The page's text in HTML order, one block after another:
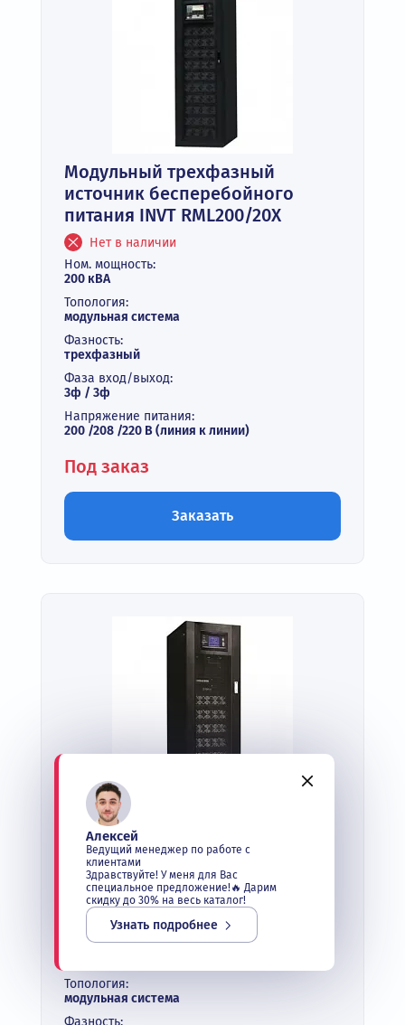
Модульный трехфазный
источник бесперебойного
питания INVT RML200/20X
Нет в наличии
Ном. мощность:
200 кВА
Топология:
модульная система
Фазность:
трехфазный
Фаза вход/выход:
3ф / 3ф
Напряжение питания:
200 /208 /220 В (линия к линии)
Под заказ
Заказать
Модульный трехфазный
источник бесперебойного
питания INVT RM120/20
В наличии
Выходная мощность:
Топология:
модульная система
Фазность:
Алексей
Ведущий менеджер по работе с
клиентами
Здравствуйте! У меня для Вас
специальное предложение!🔥 Дарим
скидку до 30% на весь каталог!
Узнать подробнее